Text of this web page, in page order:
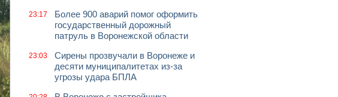
23:17
Более 900 аварий помог оформить
государственный дорожный
патруль в Воронежской области
23:03
Сирены прозвучали в Воронеже и
десяти муниципалитетах из-за
угрозы удара БПЛА